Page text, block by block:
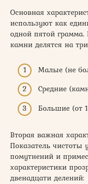
Основная
используют как
одной пятой грамма.
камни делятся на
Малые (не
Средние
Большие (от
Вторая важная
Показатель чистоты
помутнений и
характеристики
двенадцати делений: